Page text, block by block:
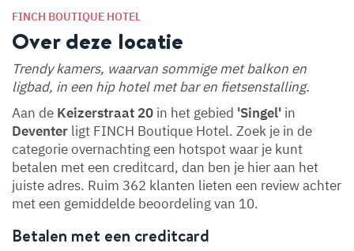
FINCH BOUTIQUE HOTEL
Over deze locatie
Trendy kamers, waarvan sommige met balkon en
ligbad, in een hip hotel met bar en fietsenstalling.
Aan de Keizerstraat 20 in het gebied 'Singel' in
Deventer ligt FINCH Boutique Hotel. Zoek je in de
categorie overnachting een hotspot waar je kunt
betalen met een creditcard, dan ben je hier aan het
juiste adres. Ruim 362 klanten lieten een review achter
met een gemiddelde beoordeling van 10.
Betalen met een creditcard